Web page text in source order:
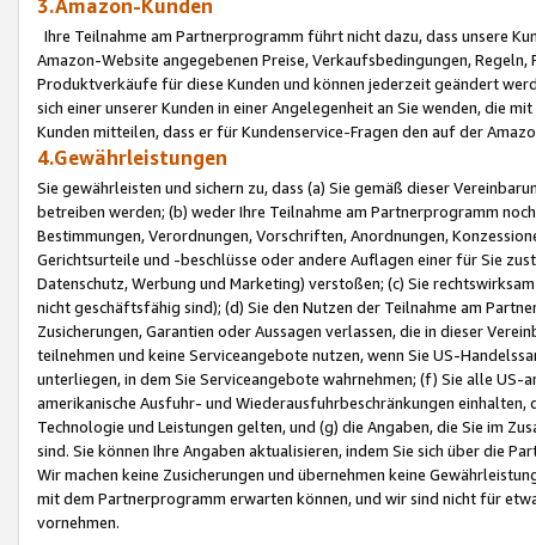
3.Amazon-Kunden
Ihre Teilnahme am Partnerprogramm führt nicht dazu, dass unsere
Amazon-Website angegebenen Preise, Verkaufsbedingungen,
Produktverkäufe für diese Kunden und können jederzeit geändert
sich einer unserer Kunden in einer Angelegenheit an Sie wenden, die
Kunden mitteilen, dass er für Kundenservice-Fragen den auf der
4.Gewährleistungen
Sie gewährleisten und sichern zu, dass (a) Sie gemäß dieser
betreiben werden; (b) weder Ihre Teilnahme am Partnerprogramm
Bestimmungen, Verordnungen, Vorschriften, Anordnungen,
Gerichtsurteile und -beschlüsse oder andere Auflagen einer für Sie
Datenschutz, Werbung und Marketing) verstoßen; (c) Sie
nicht geschäftsfähig sind); (d) Sie den Nutzen der Teilnahme am
Zusicherungen, Garantien oder Aussagen verlassen, die in dieser
teilnehmen und keine Serviceangebote nutzen, wenn Sie US-
unterliegen, in dem Sie Serviceangebote wahrnehmen; (f) Sie alle
amerikanische Ausfuhr- und Wiederausfuhrbeschränkungen
Technologie und Leistungen gelten, und (g) die Angaben, die Sie im
sind. Sie können Ihre Angaben aktualisieren, indem Sie sich über die
Wir machen keine Zusicherungen und übernehmen keine
mit dem Partnerprogramm erwarten können, und wir sind nicht für
vornehmen.